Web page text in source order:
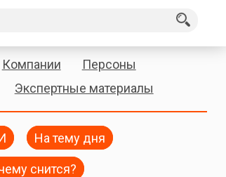
Компании
Персоны
Экспертные материалы
На тему дня
снится?